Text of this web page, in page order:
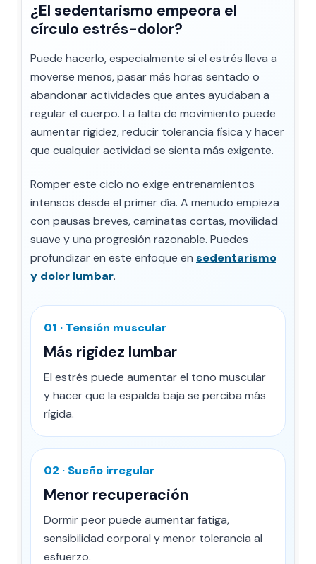
¿El sedentarismo empeora el
círculo estrés-dolor?
Puede hacerlo, especialmente si el estrés lleva a
moverse menos, pasar más horas sentado o
abandonar actividades que antes ayudaban a
regular el cuerpo. La falta de movimiento puede
aumentar rigidez, reducir tolerancia física y hacer
que cualquier actividad se sienta más exigente.
Romper este ciclo no exige entrenamientos
intensos desde el primer día. A menudo empieza
con pausas breves, caminatas cortas, movilidad
suave y una progresión razonable. Puedes
profundizar en este enfoque en sedentarismo
y dolor lumbar.
01 · Tensión muscular
Más rigidez lumbar
El estrés puede aumentar el tono muscular
y hacer que la espalda baja se perciba más
rígida.
02 · Sueño irregular
Menor recuperación
Dormir peor puede aumentar fatiga,
sensibilidad corporal y menor tolerancia al
esfuerzo.